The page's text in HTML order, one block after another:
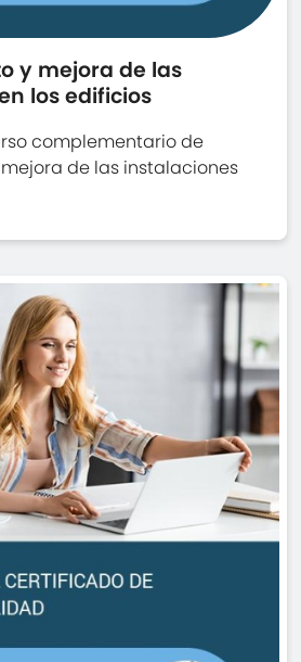
y mejora de las
los edificios
complementario de
de las instalaciones